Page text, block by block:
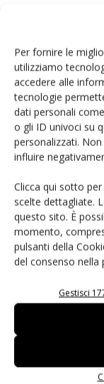
Per fornire le
utilizziamo
accedere alle
tecnologie
dati personali
o gli ID univoci su
personalizzati.
influire
Clicca qui sotto
scelte dettagliate.
questo sito. È
momento,
pulsanti della
del consenso nella
Gestisci
Apofruit, il
2025 (+8%)
Daniele Colombo 26